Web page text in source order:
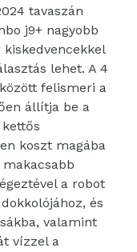
tavaszán
j9+ nagyobb
lehet. A 4
felismeri a
állítja be a
koszt magába
a robot
és
valamint
vízzel a